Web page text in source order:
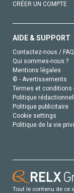
CRÉER UN COMPTE
AIDE & SUPPORT
Contactez-nous / FAQ
Qui sommes-nous ?
Mentions légales
© - Avertissements
Termes et
Politique
Politique publicitaire
Cookie settings
Politique de la vie
Tout le contenu de ce